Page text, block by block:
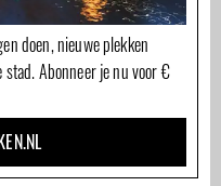
doen, nieuwe plekken
stad. Abonneer je nu voor €